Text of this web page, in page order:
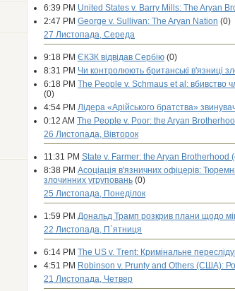
6:39 PM United States v. Barry Mills: The Aryan
2:47 PM George v. Sullivan: The Aryan Nation (0)
27 Листопада, Середа
9:18 PM ЄКЗК відвідав Сербію (0)
8:31 PM Чи контролюють британські в'язниці
6:18 PM The People v. Schmaus et al: вбивство
(0)
4:54 PM Лідера «Арійського братства»
0:12 AM The People v. Poor: the Aryan
26 Листопада, Вівторок
11:31 PM State v. Farmer: the Aryan Brotherhood
8:38 PM Асоціація в'язничних офіцерів:
злочинних угруповань (0)
25 Листопада, Понеділок
1:59 PM Дональд Трамп розкрив плани щодо
22 Листопада, П`ятниця
6:14 PM The US v. Trent: Кримінальне
4:51 PM Robinson v. Prunty and Others (США):
21 Листопада, Четвер